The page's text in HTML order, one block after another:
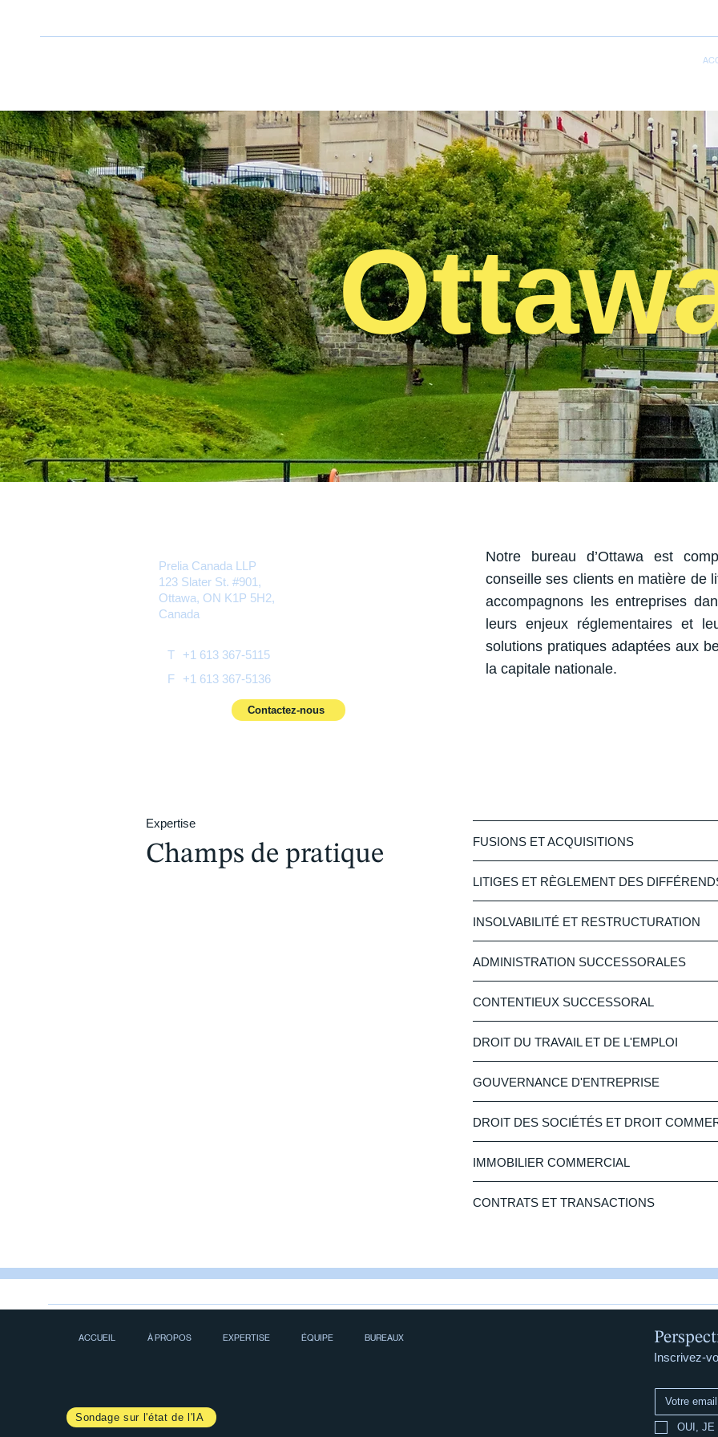
Prelia Canada LLP
123 Slater St. #901,
Ottawa, ON K1P 5H2,
Canada
T
+1 613 367-5115
F
+1 613 367-5136
Contactez-nous
Notre bureau d’Ottawa est
conseille ses clients en matière de
accompagnons les entreprises
leurs enjeux réglementaires et
solutions pratiques adaptées aux
la capitale nationale.
Expertise
Champs de pratique FUSIONS ET ACQUISITIONS
LITIGES ET RÈGLEMENT DES
INSOLVABILITÉ ET RESTRUCTURATION
ADMINISTRATION SUCCESSORALES
CONTENTIEUX SUCCESSORAL
DROIT DU TRAVAIL ET DE L'EMPLOI
GOUVERNANCE D'ENTREPRISE
DROIT DES SOCIÉTÉS ET DROIT
IMMOBILIER COMMERCIAL
CONTRATS ET TRANSACTIONS
ACCUEIL À PROPOS EXPERTISE ÉQUIPE BUREAUX
Sondage sur l'état de l'IA
Inscrivez-
OUI, JE